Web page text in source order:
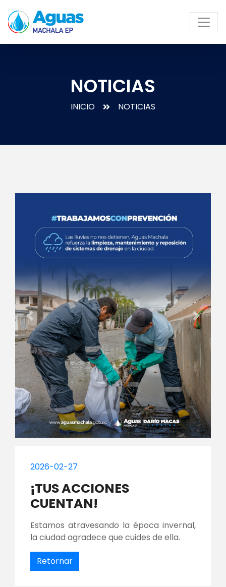
NOTICIAS
INICIO NOTICIAS
Anterior
2026-02-27
¡TUS ACCIONES
CUENTAN!
Estamos atravesando la época invernal,
la ciudad agradece que cuides de ella.
Retornar